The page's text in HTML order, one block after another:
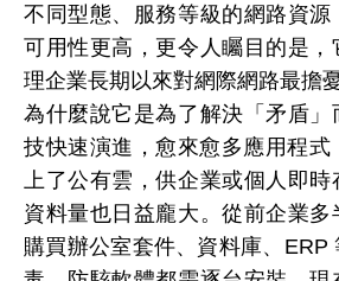
不同型態、服務等級的網路資源
可用性更高，更令人矚目的是，
理企業長期以來對網際網路最擔
為什麼說它是為了解決「矛盾
技快速演進，愈來愈多應用程式
上了公有雲，供企業或個人即
資料量也日益龐大。從前企業多
購買辦公室套件、資料庫、ERP